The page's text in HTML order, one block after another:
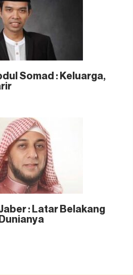
Somad : Keluarga,
: Latar Belakang